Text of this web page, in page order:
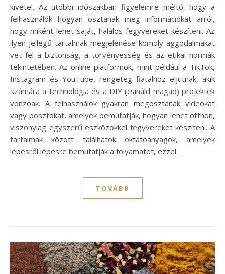
kivétel. Az utóbbi időszakban figyelemre méltó, hogy a
felhasználók hogyan osztanak meg információkat arról,
hogy miként lehet saját, halálos fegyvereket készíteni. Az
ilyen jellegű tartalmak megjelenése komoly aggodalmakat
vet fel a biztonság, a törvényesség és az etikai normák
tekintetében. Az online platformok, mint például a TikTok,
Instagram és YouTube, rengeteg fiatalhoz eljutnak, akik
számára a technológia és a DIY (csináld magad) projektek
vonzóak. A felhasználók gyakran megosztanak videókat
vagy posztokat, amelyek bemutatják, hogyan lehet otthon,
viszonylag egyszerű eszközökkel fegyvereket készíteni. A
tartalmak között találhatók oktatóanyagok, amelyek
lépésről lépésre bemutatják a folyamatot, ezzel…
TOVÁBB